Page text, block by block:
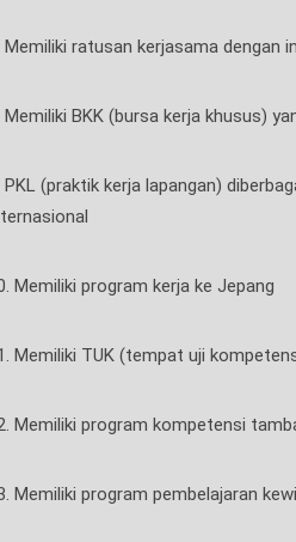
Memiliki ratusan kerjasama dengan
Memiliki BKK (bursa kerja khusus)
PKL (praktik kerja lapangan)
Memiliki program kerja ke Jepang
Memiliki TUK (tempat uji
Memiliki program kompetensi
Memiliki program pembelajaran